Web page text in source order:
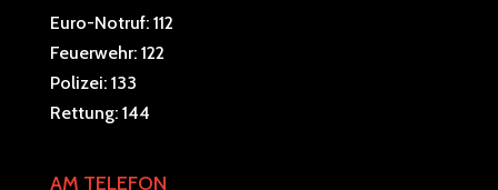
Euro-Notruf: 112
Feuerwehr: 122
Polizei: 133
Rettung: 144
AM TELEFON